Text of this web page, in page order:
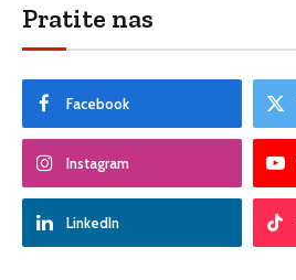
Pratite nas
Facebook
Instagram
LinkedIn